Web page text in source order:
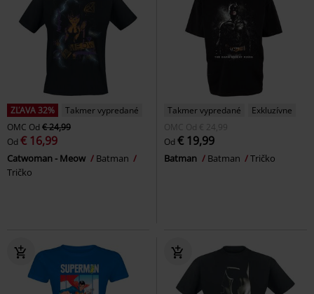
ZĽAVA 32%
Takmer vypredané
OMC Od € 24,99
Od € 16,99
Catwoman - Meow
Batman
Tričko
Takmer vypredané
Exkluzívne
OMC Od € 24,99
Od € 19,99
Batman Batman Tričko